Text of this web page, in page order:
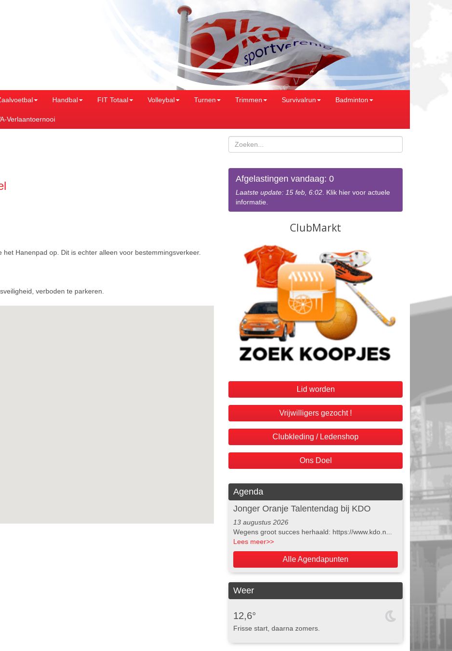
Handbal FIT Totaal Volleybal Turnen Trimmen Survivalrun Badminton
Verlaantoernooi
Hanenpad op. Dit is echter alleen voor bestemmingsverkeer.
verboden te parkeren.
Afgelastingen vandaag: 0
Laatste update: 15 feb, 6:02 . Klik hier voor actuele
informatie.
Lid worden
Vrijwilligers gezocht !
Clubkleding / Ledenshop
Ons Doel
Agenda
Jonger Oranje Talentendag bij KDO
13 augustus 2026
Wegens groot succes herhaald: https://www.kdo.n...
Lees meer>>
Alle Agendapunten
Weer
12,6°
Frisse start, daarna zomers